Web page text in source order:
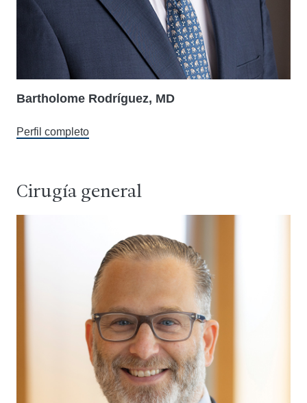
Bartholome Rodríguez, MD
Perfil completo
Cirugía general